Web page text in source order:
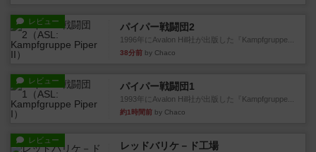
レビュー パイパー戦闘団2
1996年にAvalon Hill社が出版した『Kampfgruppe...
38分前 by Chaco
レビュー パイパー戦闘団1
1993年にAvalon Hill社が出版した『Kampfgruppe...
約1時間前 by Chaco
レビュー レッドバリケ－ド工場